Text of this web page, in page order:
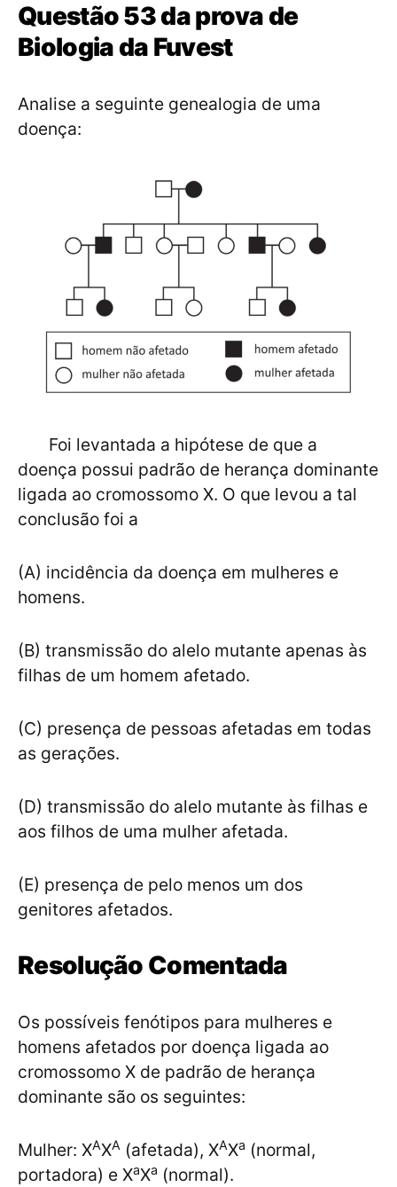
Questão 53 da prova de
Biologia da Fuvest
Analise a seguinte genealogia de uma
doença:
Foi levantada a hipótese de que a
doença possui padrão de herança dominante
ligada ao cromossomo X. O que levou a tal
conclusão foi a
(A) incidência da doença em mulheres e
homens.
(B) transmissão do alelo mutante apenas às
filhas de um homem afetado.
(C) presença de pessoas afetadas em todas
as gerações.
(D) transmissão do alelo mutante às filhas e
aos filhos de uma mulher afetada.
(E) presença de pelo menos um dos
genitores afetados.
Resolução Comentada
Os possíveis fenótipos para mulheres e
homens afetados por doença ligada ao
cromossomo X de padrão de herança
dominante são os seguintes:
Mulher: XAXA (afetada), XAXa (normal,
portadora) e XaXa (normal).